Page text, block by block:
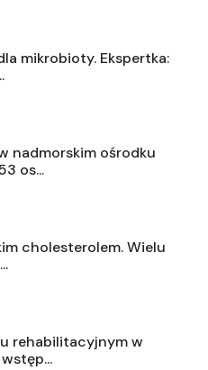
mikrobioty. Ekspertka:
nadmorskim ośrodku
os...
cholesterolem. Wielu
rehabilitacyjnym w